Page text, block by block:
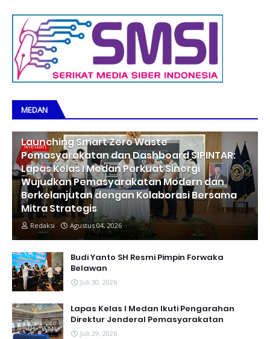
MEDAN
Medan
Launching Smart Zero Waste
Pemasyarakatan dan Dashboard SIPINTAR:
Lapas Kelas I Medan Perkuat Sinergi
Wujudkan Pemasyarakatan Modern dan
Berkelanjutan dengan Kolaborasi Bersama
Mitra Strategis
Redaksi Agustus 04, 2026
Budi Yanto SH Resmi Pimpin Forwaka
Belawan
Juli 30, 2026
Lapas Kelas I Medan Ikuti Pengarahan
Direktur Jenderal Pemasyarakatan
Juli 29, 2026